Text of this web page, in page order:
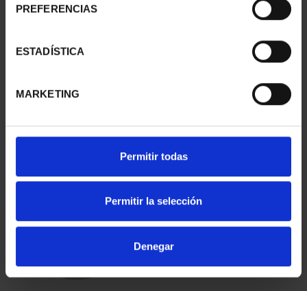
PREFERENCIAS
ESTADÍSTICA
MARKETING
Permitir todas
Permitir la selección
Denegar
SUSCRIPCIÓN
CAPITALES DE
949,00 €
registrados
SUSCRIPCIÓN
CAPITALES DE
949,00 €
registrados